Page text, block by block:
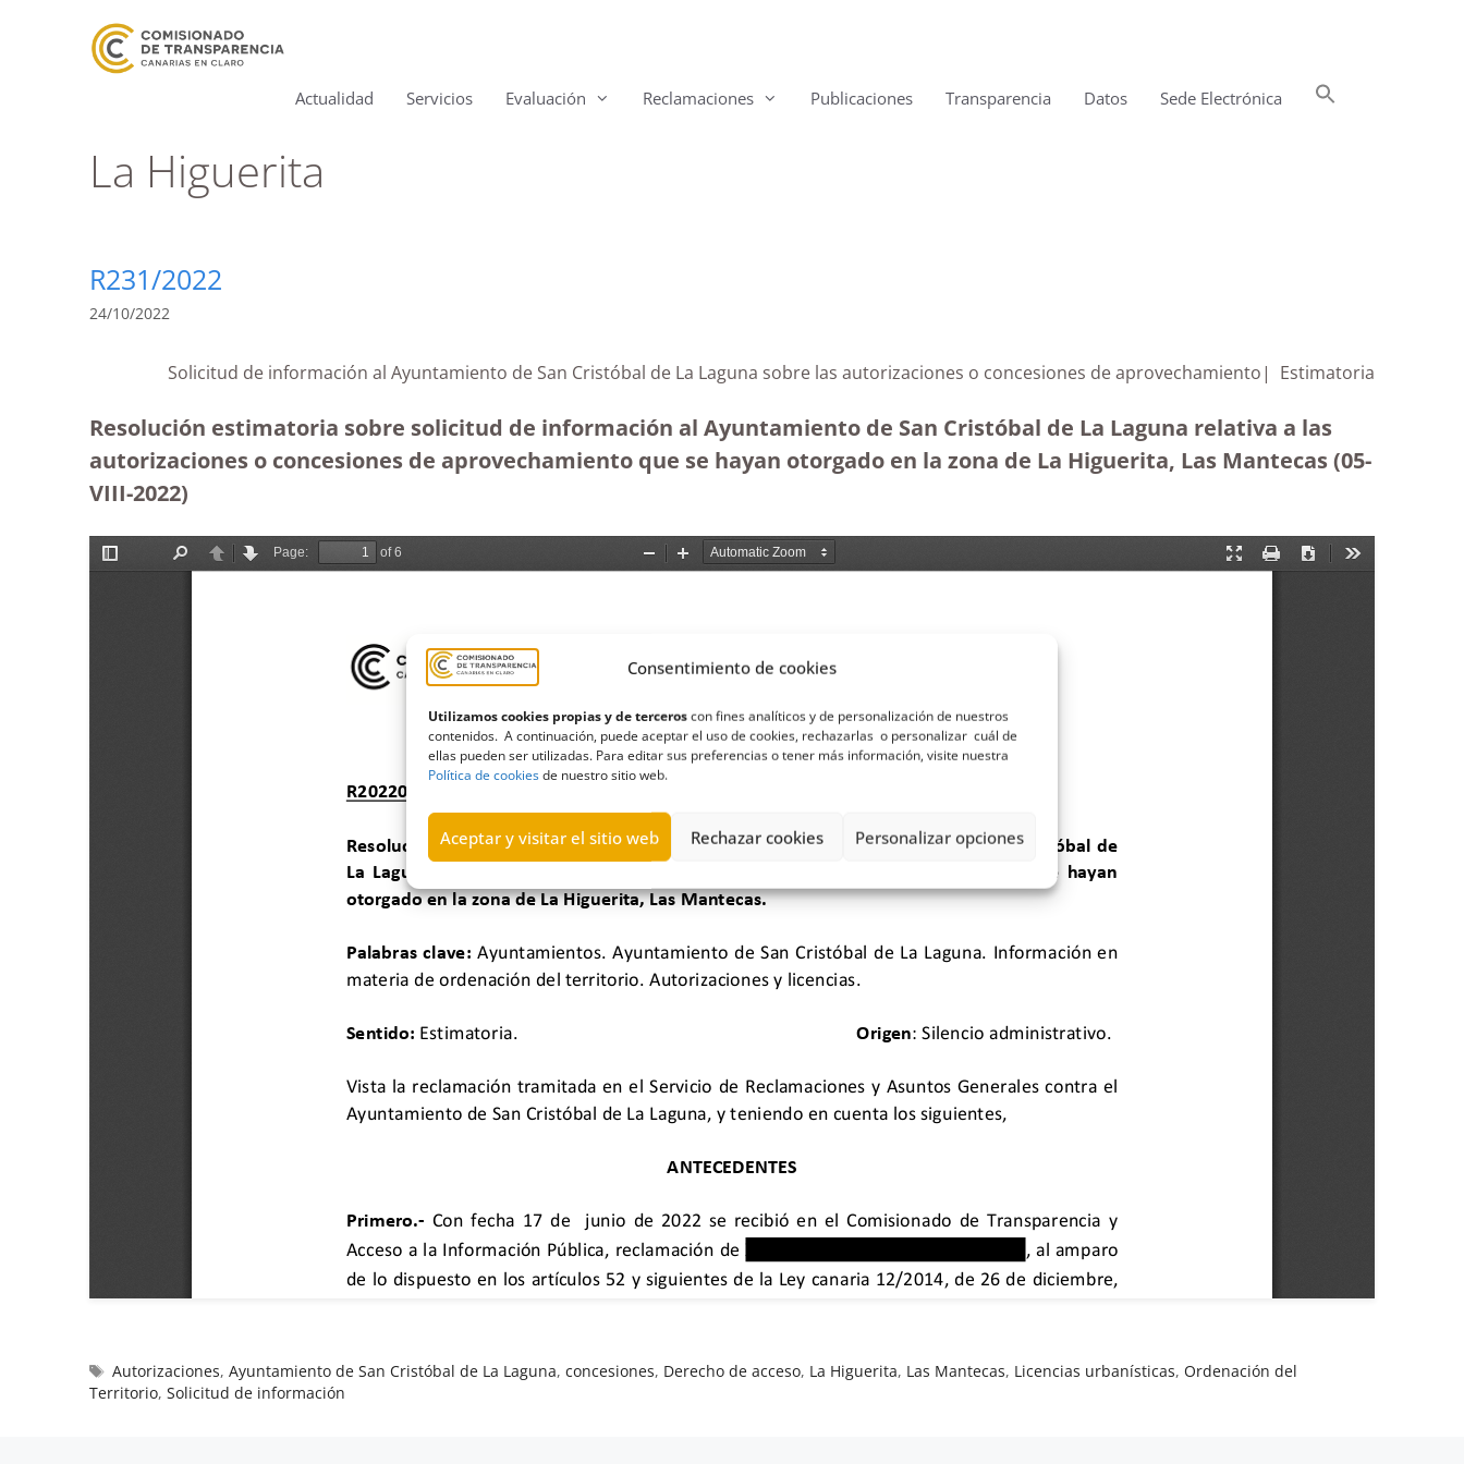
Consentimiento de cookies
Utilizamos cookies propias y de terceroscon fines analíticos y de personalización de nuestros
contenidos. A continuación, puede aceptar el uso de cookies, rechazarlas o personalizar cuál de
ellas pueden ser utilizadas. Para editar sus preferencias o tener más información, visite nuestra
Política de cookiesde nuestro sitio web.
Aceptar y visitar el sitio web Rechazar cookies Personalizar opciones
Actualidad Servicios Evaluación Reclamaciones Publicaciones Transparencia Datos Sede Electrónica
La Higuerita
R231/2022
24/10/2022
Solicitud de información al Ayuntamiento de San Cristóbal de La Laguna sobre las autorizaciones o concesiones de aprovechamiento| Estimatoria
Resolución estimatoria sobre solicitud de información al Ayuntamiento de San Cristóbal de La Laguna relativa a las
autorizaciones o concesiones de aprovechamiento que se hayan otorgado en la zona de La Higuerita, Las Mantecas (05-
VIII-2022)
Autorizaciones,Ayuntamiento de San Cristóbal de La Laguna,concesiones, Derecho de acceso, La Higuerita, Las Mantecas, Licencias urbanísticas,Ordenación del
Territorio, Solicitud de información